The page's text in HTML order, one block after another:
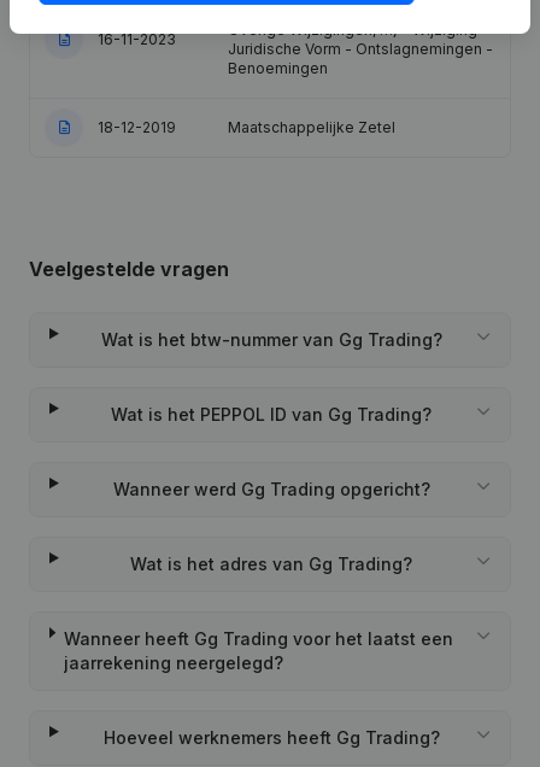
16-11-2023
Statuten (Vertaling, Coördinatie,
Overige Wijzigingen, …) - Wijziging
Juridische Vorm - Ontslagnemingen -
Benoemingen
18-12-2019 Maatschappelijke Zetel
Veelgestelde vragen
Wat is het btw-nummer van Gg Trading?
Wat is het PEPPOL ID van Gg Trading?
Wanneer werd Gg Trading opgericht?
Wat is het adres van Gg Trading?
Wanneer heeft Gg Trading voor het laatst een
jaarrekening neergelegd?
Hoeveel werknemers heeft Gg Trading?